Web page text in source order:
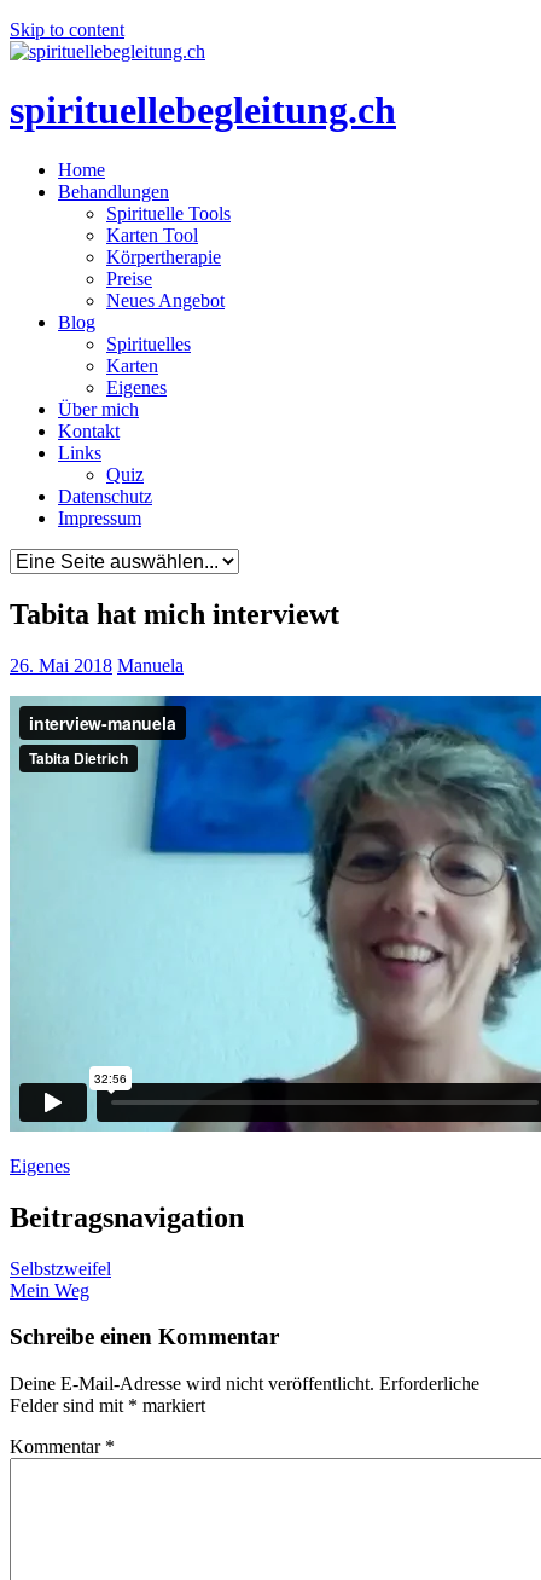
Skip to content
spirituellebegleitung.ch
Home
Behandlungen
Spirituelle Tools
Karten Tool
Körpertherapie
Preise
Neues Angebot
Blog
Spirituelles
Karten
Eigenes
Über mich
Kontakt
Links
Quiz
Datenschutz
Impressum
Tabita hat mich interviewt
26. Mai 2018 Manuela
Eigenes
Beitragsnavigation
Selbstzweifel
Mein Weg
Schreibe einen Kommentar
Deine E-Mail-Adresse wird nicht veröffentlicht. Erforderliche
Felder sind mit * markiert
Kommentar *